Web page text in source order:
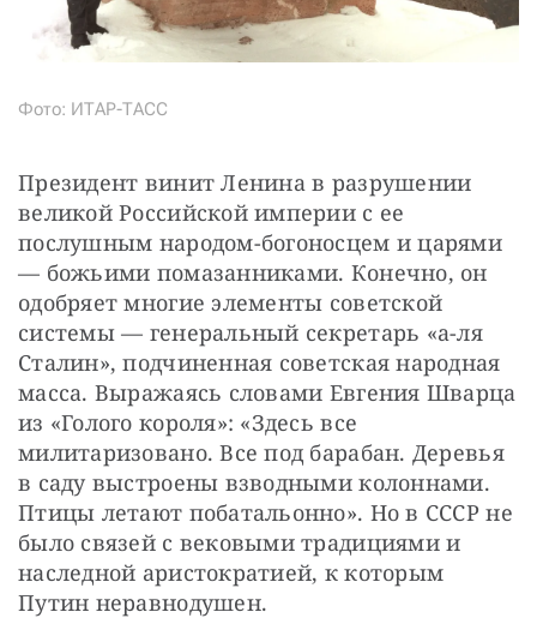
Фото: ИТАР-ТАСС
Президент винит Ленина в разрушении
великой Российской империи с ее
послушным народом-богоносцем и царями
— божьими помазанниками. Конечно, он
одобряет многие элементы советской
системы — генеральный секретарь «а-ля
Сталин», подчиненная советская народная
масса. Выражаясь словами Евгения Шварца
из «Голого короля»: «Здесь все
милитаризовано. Все под барабан. Деревья
в саду выстроены взводными колоннами.
Птицы летают побатальонно». Но в СССР не
было связей с вековыми традициями и
наследной аристократией, к которым
Путин неравнодушен.